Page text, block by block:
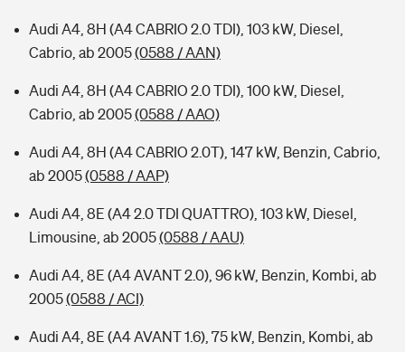
Audi A4, 8H (A4 CABRIO 2.0 TDI), 103 kW, Diesel,
Cabrio, ab 2005(0588 / AAN)
Audi A4, 8H (A4 CABRIO 2.0 TDI), 100 kW, Diesel,
Cabrio, ab 2005(0588 / AAO)
Audi A4, 8H (A4 CABRIO 2.0T), 147 kW, Benzin, Cabrio,
ab 2005(0588 / AAP)
Audi A4, 8E (A4 2.0 TDI QUATTRO), 103 kW, Diesel,
Limousine, ab 2005(0588 / AAU)
Audi A4, 8E (A4 AVANT 2.0), 96 kW, Benzin, Kombi, ab
2005(0588 / ACI)
Audi A4, 8E (A4 AVANT 1.6), 75 kW, Benzin, Kombi, ab